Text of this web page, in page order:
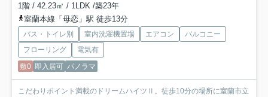
1階 / 42.23㎡ / 1LDK /築23年
室蘭本線「母恋」駅 徒歩13分
バス・トイレ別 室内洗濯機置場 エアコン
バルコニー
フローリング
電気有
敷0 即入居可 パノラマ
こだわりポイント満載のドリームハイツⅡ。徒歩10分の場所に室蘭市立